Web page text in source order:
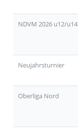
NDVM 2026 u12/u14
Neujahrsturnier
Oberliga Nord